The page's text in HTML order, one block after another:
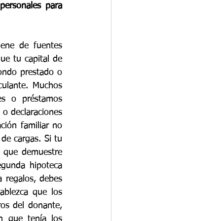
para
de fuentes
tu capital de
prestado o
Muchos
o préstamos
declaraciones
familiar no
cargas. Si tu
demuestre
hipoteca
regalos, debes
que los
del donante,
que tenía los